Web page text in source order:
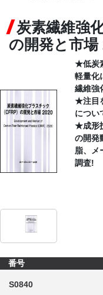
炭素繊維強
の開発と市場
★低炭
軽量化
繊維強
★注目
につい
★成形
の開発
脂、メ
調査!
番号
S0840